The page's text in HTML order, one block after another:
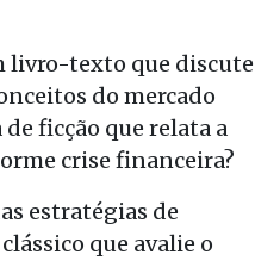
livro-texto que discute
do mercado
ficção que relata a
crise financeira?
estratégias de
que avalie o